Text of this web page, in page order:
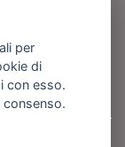
per
di
con esso.